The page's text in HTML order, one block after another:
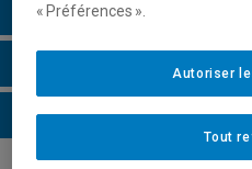
Horaire - Été 2026
Horaire - Automne 2026
Horaire - Hiver 2027
« Préférences ».
Tout
Autoriser